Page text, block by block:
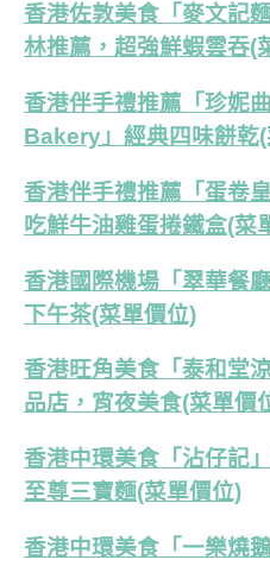
香港佐敦美食「麥文記
林推薦，超強鮮蝦雲吞(
香港伴手禮推薦「珍妮
Bakery」經典四味餅乾
香港伴手禮推薦「蛋卷
吃鮮牛油雞蛋捲鐵盒(菜
香港國際機場「翠華餐
下午茶(菜單價位)
香港旺角美食「泰和堂
品店，宵夜美食(菜單價
香港中環美食「沾仔記
至尊三寶麵(菜單價位)
香港中環美食「一樂燒